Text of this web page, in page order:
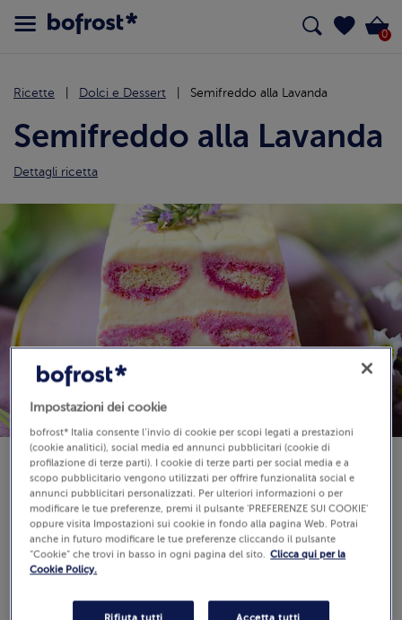
0
Ricette Dolci e Dessert Semifreddo alla Lavanda
Semifreddo alla Lavanda
Dettagli ricetta
Difficoltà:
Tempo di preparazione: 30 min
Recensioni(0)
Impostazioni dei cookie
bofrost* Italia consente l’invio di cookie per scopi legati a prestazioni
(cookie analitici), social media ed annunci pubblicitari (cookie di
profilazione di terze parti). I cookie di terze parti per social media e a
scopo pubblicitario vengono utilizzati per offrire funzionalità social e
annunci pubblicitari personalizzati. Per ulteriori informazioni o per
modificare le tue preferenze, premi il pulsante 'PREFERENZE SUI COOKIE'
oppure visita Impostazioni sui cookie in fondo alla pagina Web. Potrai
anche in futuro modificare le tue preferenze cliccando il pulsante
“Cookie” che trovi in basso in ogni pagina del sito. Clicca qui per la
Cookie Policy.